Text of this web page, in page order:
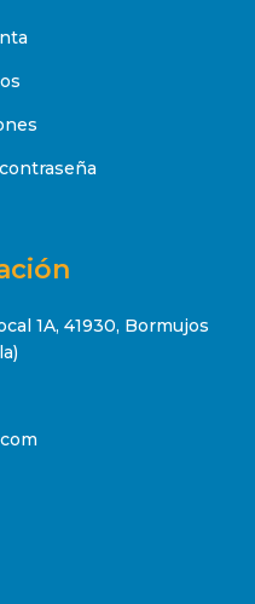
1A, 41930, Bormujos